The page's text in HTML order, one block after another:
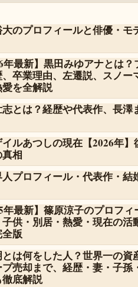
のプロフィールと俳優・モ
年最新】黒田みゆアナとは
卒業理由、左遷説、スノー
愛を全解説
とは？経歴や代表作、長澤
ルあつしの現在【2026年】
相
プロフィール・代表作・結
年最新】篠原涼子のプロフィ
供・別居・熱愛・現在の活
版
は何をした人？世界一の資
売却まで、経歴・妻・子孫
底解説